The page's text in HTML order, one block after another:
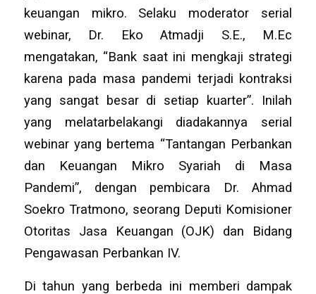
keuangan mikro. Selaku moderator serial
webinar, Dr. Eko Atmadji S.E., M.Ec
mengatakan, “Bank saat ini mengkaji strategi
karena pada masa pandemi terjadi kontraksi
yang sangat besar di setiap kuarter”. Inilah
yang melatarbelakangi diadakannya serial
webinar yang bertema “Tantangan Perbankan
dan Keuangan Mikro Syariah di Masa
Pandemi”, dengan pembicara Dr. Ahmad
Soekro Tratmono, seorang Deputi Komisioner
Otoritas Jasa Keuangan (OJK) dan Bidang
Pengawasan Perbankan IV.
Di tahun yang berbeda ini memberi dampak